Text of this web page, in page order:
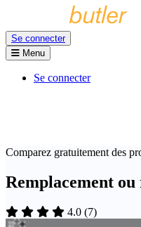
Se connecter
Menu
Se connecter
Comparez gratuitement des
Remplacement
4.0 (7)